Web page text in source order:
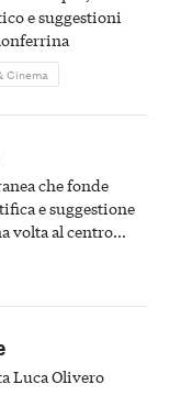
e suggestioni
Cinema
che fonde
e suggestione
volta al centro
astigiano
Luca Olivero